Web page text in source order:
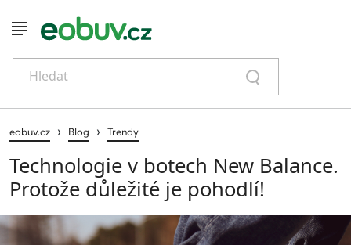
Hledat
eobuv.cz › Blog › Trendy
Technologie v botech New Balance.
Protože důležité je pohodlí!